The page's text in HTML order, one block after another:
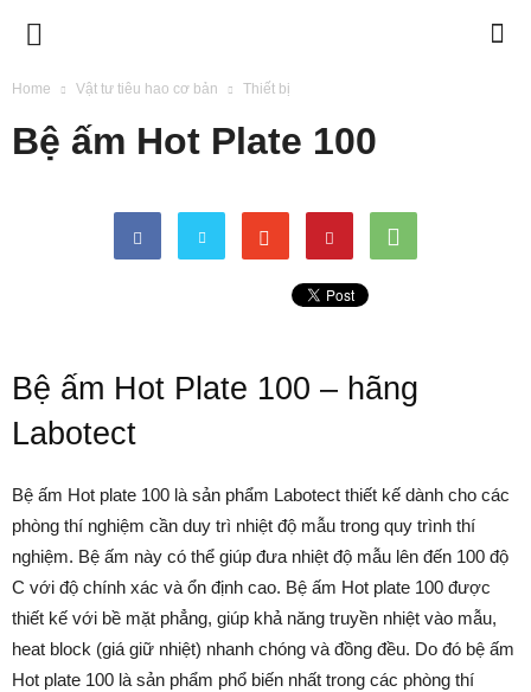
BIMETECH
Home Vật tư tiêu hao cơ bản Thiết bị
Bệ ấm Hot Plate 100
Bệ ấm Hot Plate 100 – hãng
Labotect
Bệ ấm Hot plate 100 là sản phẩm Labotect thiết kế dành cho các
phòng thí nghiệm cần duy trì nhiệt độ mẫu trong quy trình thí
nghiệm. Bệ ấm này có thể giúp đưa nhiệt độ mẫu lên đến 100 độ
C với độ chính xác và ổn định cao. Bệ ấm Hot plate 100 được
thiết kế với bề mặt phẳng, giúp khả năng truyền nhiệt vào mẫu,
heat block (giá giữ nhiệt) nhanh chóng và đồng đều. Do đó bệ ấm
Hot plate 100 là sản phẩm phổ biến nhất trong các phòng thí